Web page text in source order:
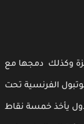
الجائزة وكذلك دمجها مع
الفرنسية تحت
يأخذ خمسة نقاط